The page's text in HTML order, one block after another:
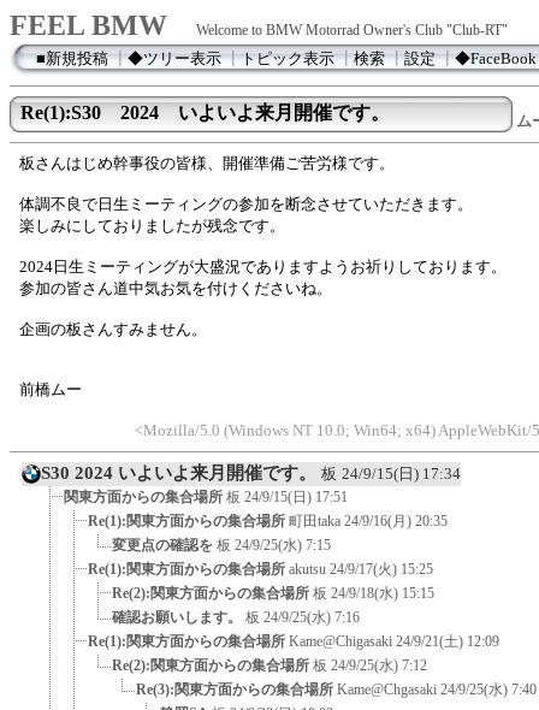
FEEL BMW Welcome to BMW Motorrad Owner's Club "Club-RT"
■新規投稿┃◆ツリー表示┃トピック表示┃検索┃設定┃◆FaceBook
Re(1):S30 2024 いよいよ来月開催です。 ム
板さんはじめ幹事役の皆様、開催準備ご苦労様です。
体調不良で日生ミーティングの参加を断念させていただきます。
楽しみにしておりましたが残念です。
2024日生ミーティングが大盛況でありますようお祈りしております。
参加の皆さん道中気お気を付けくださいね。
企画の板さんすみません。
前橋ムー
<Mozilla/5.0 (Windows NT 10.0; Win64; x64)
S30 2024 いよいよ来月開催です。 板 24/9/15(日) 17:34
関東方面からの集合場所 板 24/9/15(日) 17:51
Re(1):関東方面からの集合場所 町田taka 24/9/16(月) 20:35
変更点の確認を 板 24/9/25(水) 7:15
Re(1):関東方面からの集合場所 akutsu 24/9/17(火) 15:25
Re(2):関東方面からの集合場所 板 24/9/18(水) 15:15
確認お願いします。
板 24/9/25(水) 7:16
Re(1):関東方面からの集合場所 Kame@Chigasaki 24/9/21(土) 12:09
Re(2):関東方面からの集合場所 板 24/9/25(水) 7:12
Re(3):関東方面からの集合場所 Kame@Chgasaki 24/9/25(水) 7:40